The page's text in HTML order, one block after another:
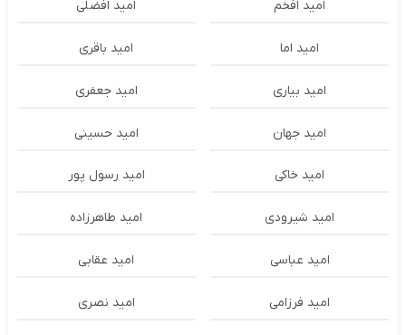
امید افخم امید افضلی
امید اما امید باقری
امید بیاری امید جعفری
امید جهان امید حسینی
امید خاکی امید رسول پور
امید شیرودی امید طاهرزاده
امید عباسی امید عقابی
امید فرزامی امید نصری